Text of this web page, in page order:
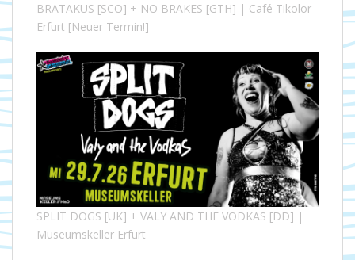
BRATAKUS [SCO] + NO BRAKES [GTH] | Café Tikolor
Erfurt [Neuer Termin!]
SPLIT DOGS [UK] + VALY AND THE VODKAS [DD] |
Museumskeller Erfurt